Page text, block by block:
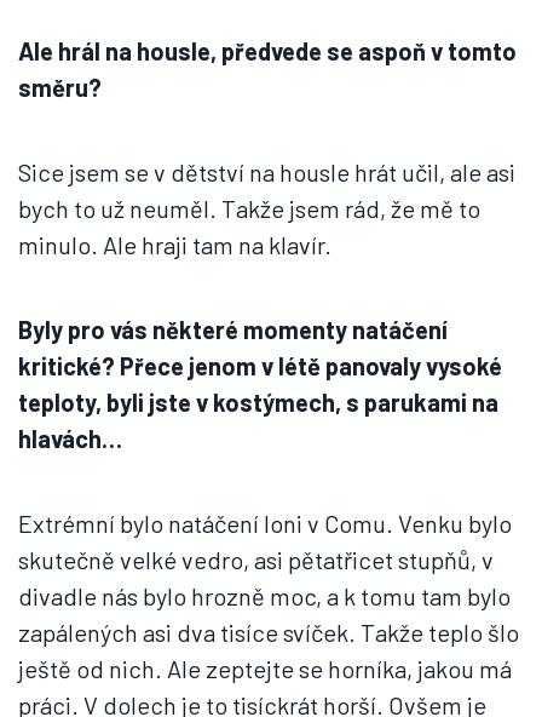
Ale hrál na housle, předvede se aspoň v tomto
směru?
Sice jsem se v dětství na housle hrát učil, ale asi
bych to už neuměl. Takže jsem rád, že mě to
minulo. Ale hraji tam na klavír.
Byly pro vás některé momenty natáčení
kritické? Přece jenom v létě panovaly vysoké
teploty, byli jste v kostýmech, s parukami na
hlavách…
Extrémní bylo natáčení loni v Comu. Venku bylo
skutečně velké vedro, asi pětatřicet stupňů, v
divadle nás bylo hrozně moc, a k tomu tam bylo
zapálených asi dva tisíce svíček. Takže teplo šlo
ještě od nich. Ale zeptejte se horníka, jakou má
práci. V dolech je to tisíckrát horší. Ovšem je